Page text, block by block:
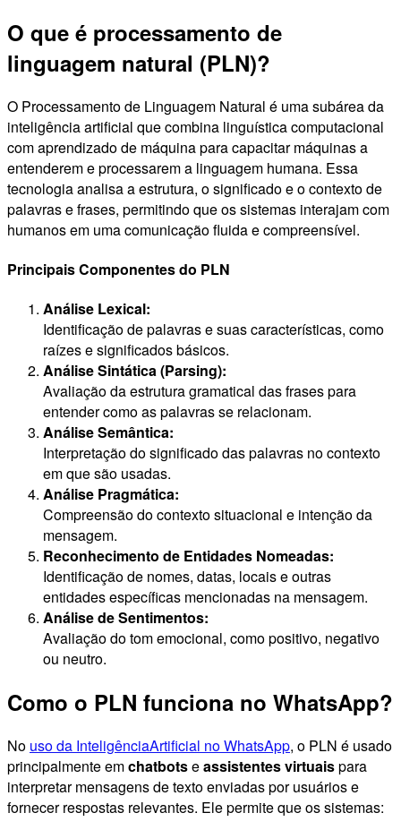
O que é processamento de
linguagem natural (PLN)?
O Processamento de Linguagem Natural é uma subárea da
inteligência artificial que combina linguística computacional
com aprendizado de máquina para capacitar máquinas a
entenderem e processarem a linguagem humana. Essa
tecnologia analisa a estrutura, o significado e o contexto de
palavras e frases, permitindo que os sistemas interajam com
humanos em uma comunicação fluida e compreensível.
Principais Componentes do PLN
Análise Lexical:
Identificação de palavras e suas características, como
raízes e significados básicos.
Análise Sintática (Parsing):
Avaliação da estrutura gramatical das frases para
entender como as palavras se relacionam.
Análise Semântica:
Interpretação do significado das palavras no contexto
em que são usadas.
Análise Pragmática:
Compreensão do contexto situacional e intenção da
mensagem.
Reconhecimento de Entidades Nomeadas:
Identificação de nomes, datas, locais e outras
entidades específicas mencionadas na mensagem.
Análise de Sentimentos:
Avaliação do tom emocional, como positivo, negativo
ou neutro.
Como o PLN funciona no WhatsApp?
No uso da InteligênciaArtificial no WhatsApp, o PLN é usado
principalmente emchatbotseassistentes virtuaispara
interpretar mensagens de texto enviadas por usuários e
fornecer respostas relevantes. Ele permite que os sistemas: